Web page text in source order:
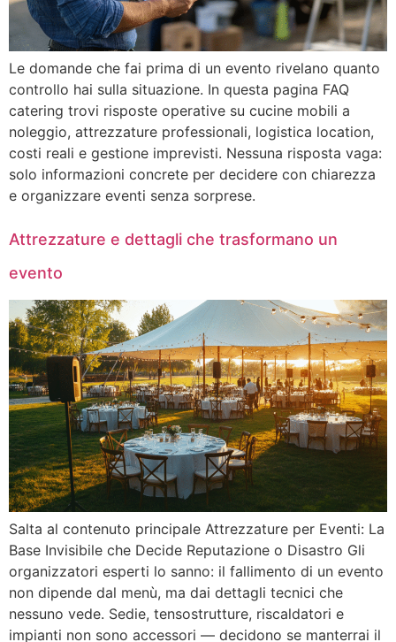
Le domande che fai prima di un evento rivelano quanto
controllo hai sulla situazione. In questa pagina FAQ
catering trovi risposte operative su cucine mobili a
noleggio, attrezzature professionali, logistica location,
costi reali e gestione imprevisti. Nessuna risposta vaga:
solo informazioni concrete per decidere con chiarezza
e organizzare eventi senza sorprese.
Attrezzature e dettagli che trasformano un
evento
Salta al contenuto principale Attrezzature per Eventi: La
Base Invisibile che Decide Reputazione o Disastro Gli
organizzatori esperti lo sanno: il fallimento di un evento
non dipende dal menù, ma dai dettagli tecnici che
nessuno vede. Sedie, tensostrutture, riscaldatori e
impianti non sono accessori — decidono se manterrai il